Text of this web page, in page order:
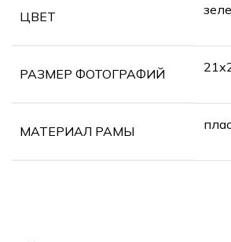
ЦВЕТ
РАЗМЕР ФОТОГРАФИЙ
МАТЕРИАЛ РАМЫ